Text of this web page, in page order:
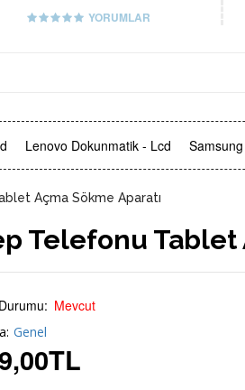
YORUMLAR
Lenovo Dokunmatik - Lcd
Açma Sökme Aparatı
Telefonu Tablet
Mevcut
Genel
TL